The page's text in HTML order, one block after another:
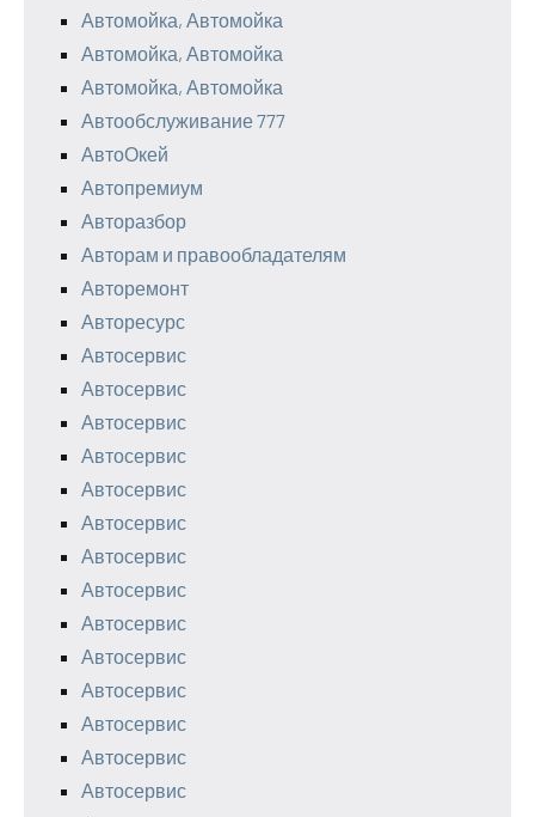
Автомойка, Автомойка
Автомойка, Автомойка
Автомойка, Автомойка
Автообслуживание 777
АвтоОкей
Автопремиум
Авторазбор
Авторам и правообладателям
Авторемонт
Авторесурс
Автосервис
Автосервис
Автосервис
Автосервис
Автосервис
Автосервис
Автосервис
Автосервис
Автосервис
Автосервис
Автосервис
Автосервис
Автосервис
Автосервис